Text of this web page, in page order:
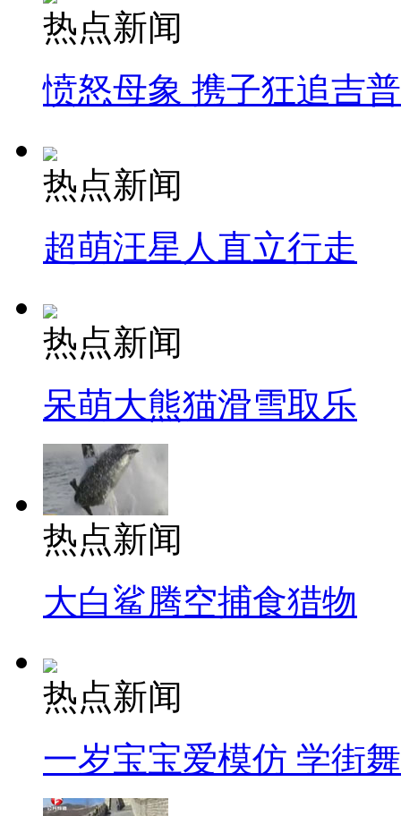
热点新闻
愤怒母象 携子狂追吉
热点新闻
超萌汪星人直立行走
热点新闻
呆萌大熊猫滑雪取乐
热点新闻
大白鲨腾空捕食猎物
热点新闻
一岁宝宝爱模仿 学街